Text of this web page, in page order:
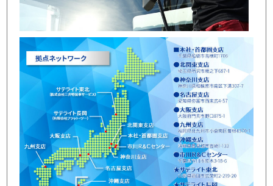
店舗写真4